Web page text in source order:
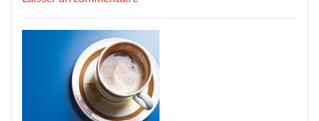
Harmonie
:
L’Alliance
Parfaite
du
Café